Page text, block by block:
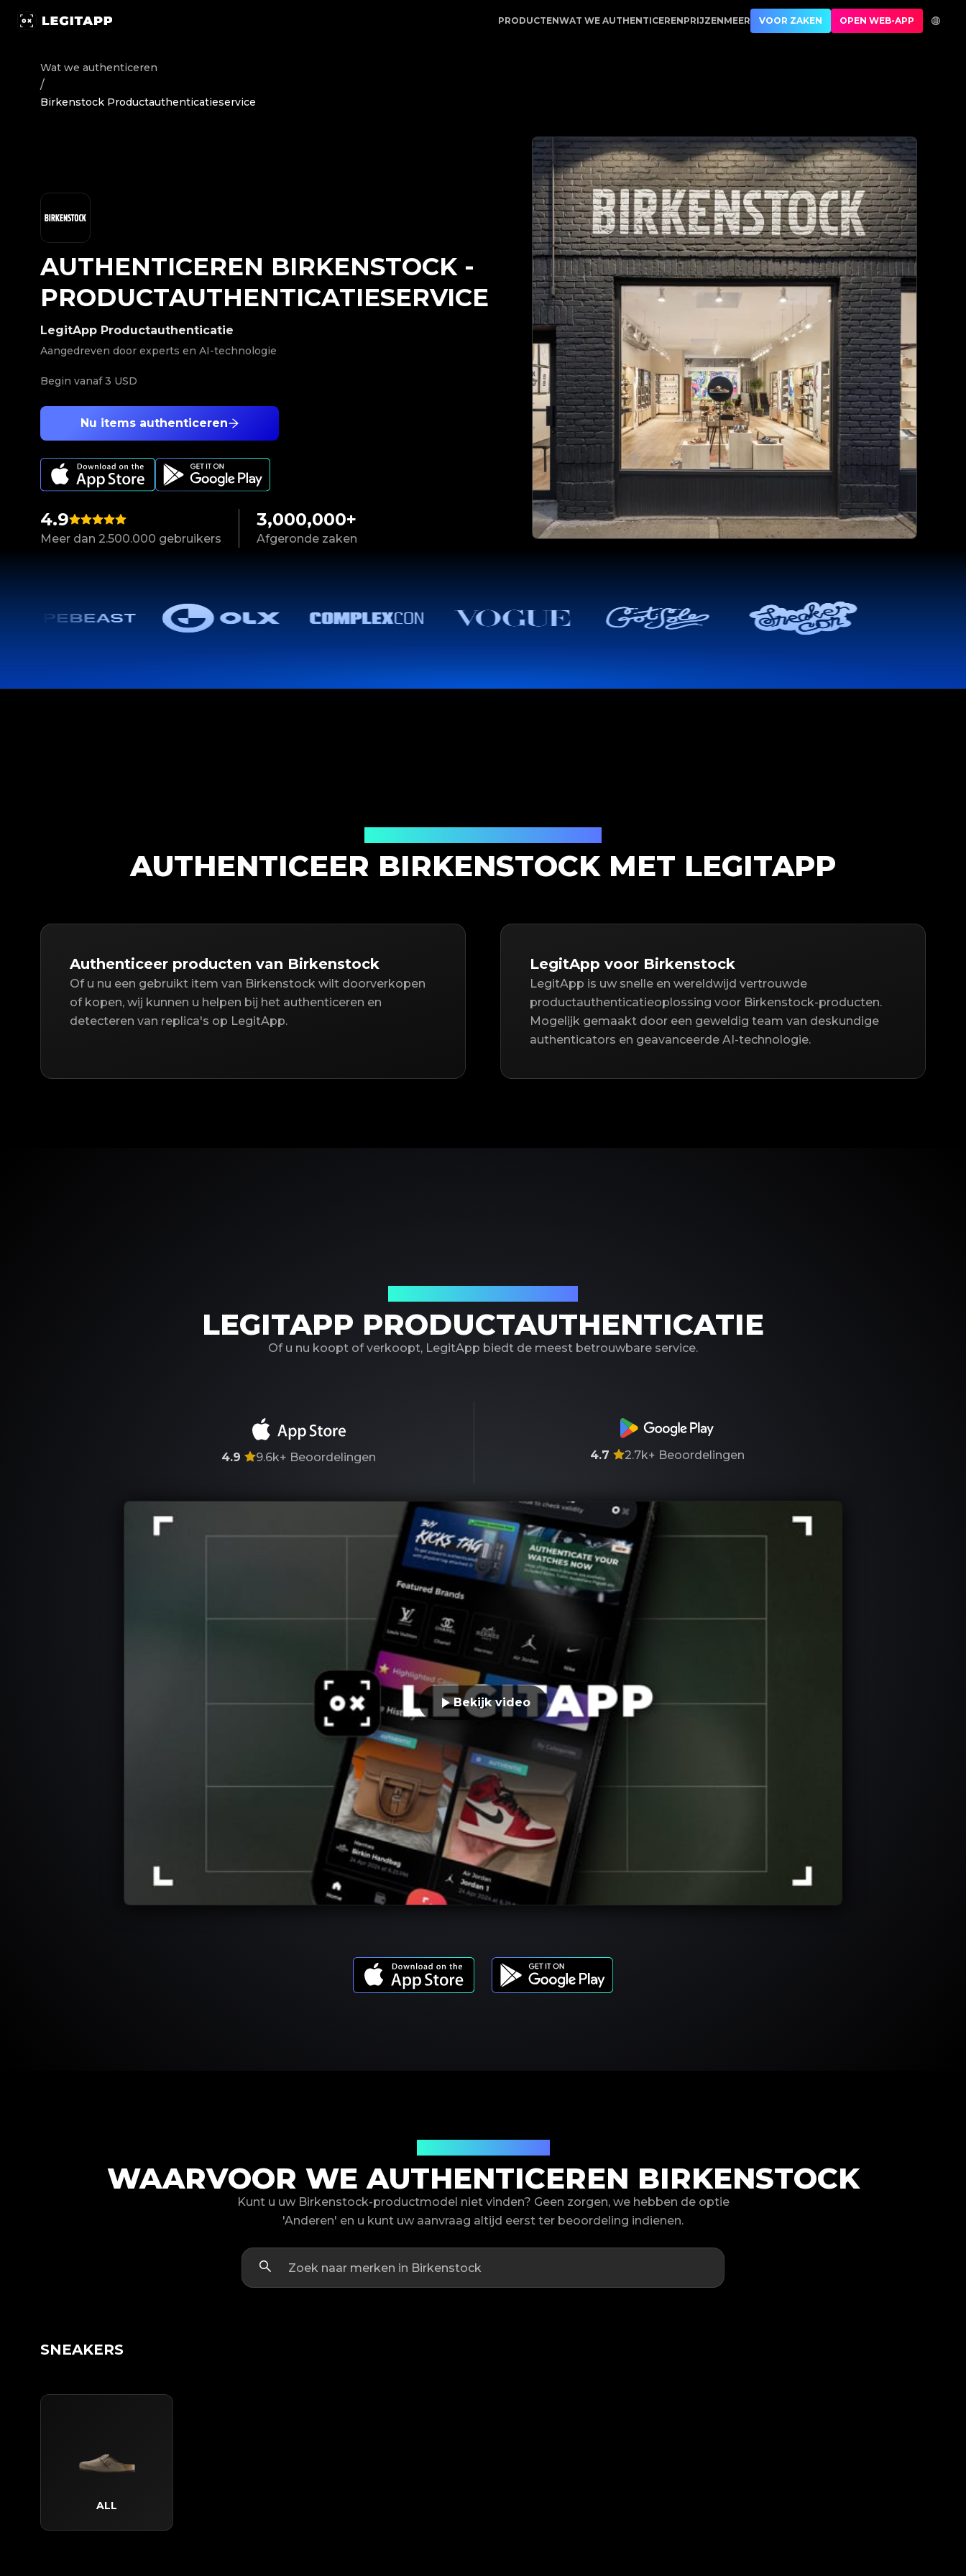
Authenticeren Birkenstock - Productauthenticatieservice | LegitApp | Uw betrouwbare partner voor luxe productauthenticatie | No.1 Best Authentication
PRODUCTENWAT WE AUTHENTICERENPRIJZENMEER VOOR ZAKEN OPEN WEB-APP
Wat we authenticeren
/
Birkenstock Productauthenticatieservice
4.9
Meer dan 2.500.000 gebruikers
3,000,000+
Afgeronde zaken
Nu items authenticeren
LegitApp Productauthenticatie
Aangedreven door experts en AI-technologie
Begin vanaf3 USD
AUTHENTICEREN BIRKENSTOCK-
PRODUCTAUTHENTICATIESERVICE
AUTHENTICEER BIRKENSTOCK MET LEGITAPP
Authenticeer producten van Birkenstock
Of u nu een gebruikt item van Birkenstock wilt doorverkopen
of kopen, wij kunnen u helpen bij het authenticeren en
detecteren van replica's op LegitApp.
LegitApp voor Birkenstock
LegitApp is uw snelle en wereldwijd vertrouwde
productauthenticatieoplossing voor Birkenstock-producten.
Mogelijk gemaakt door een geweldig team van deskundige
authenticators en geavanceerde AI-technologie.
LEGITAPP PRODUCTAUTHENTICATIE
Of u nu koopt of verkoopt, LegitApp biedt de meest betrouwbare service.
4.9 9.6k+ Beoordelingen 4.7 2.7k+ Beoordelingen
Bekijk video
WAARVOOR WE AUTHENTICEREN BIRKENSTOCK
Kunt u uw Birkenstock-productmodel niet vinden? Geen zorgen, we hebben de optie
'Anderen' en u kunt uw aanvraag altijd eerst ter beoordeling indienen.
SNEAKERS
ALL